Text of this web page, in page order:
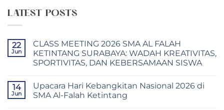
LATEST POSTS
22
Jun
CLASS MEETING 2026 SMA AL FALAH
KETINTANG SURABAYA: WADAH KREATIVITAS,
SPORTIVITAS, DAN KEBERSAMAAN SISWA
komentar
pada
CLASS
14
Jun
Upacara Hari Kebangkitan Nasional 2026 di
SMA Al-Falah Ketintang